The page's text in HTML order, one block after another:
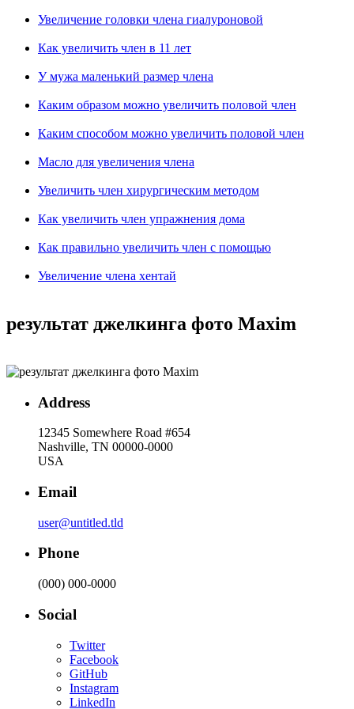
Увеличение головки члена гиалуроновой
Как увеличить член в 11 лет
У мужа маленький размер члена
Каким образом можно увеличить половой член
Каким способом можно увеличить половой член
Масло для увеличения члена
Увеличить член хирургическим методом
Как увеличить член упражнения дома
Как правильно увеличить член с помощью
Увеличение члена хентай
результат джелкинга фото Maxim
Address
12345 Somewhere Road #654
Nashville, TN 00000-0000
USA
Email
user@untitled.tld
Phone
(000) 000-0000
Social
Twitter
Facebook
GitHub
Instagram
LinkedIn